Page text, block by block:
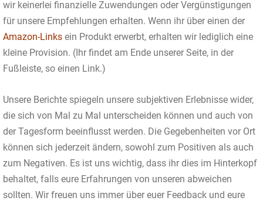
wir keinerlei finanzielle Zuwendungen oder Vergünstigungen
für unsere Empfehlungen erhalten. Wenn ihr über einen der
Amazon-Links ein Produkt erwerbt, erhalten wir lediglich eine
kleine Provision. (Ihr findet am Ende unserer Seite, in der
Fußleiste, so einen Link.)
Unsere Berichte spiegeln unsere subjektiven Erlebnisse wider,
die sich von Mal zu Mal unterscheiden können und auch von
der Tagesform beeinflusst werden. Die Gegebenheiten vor Ort
können sich jederzeit ändern, sowohl zum Positiven als auch
zum Negativen. Es ist uns wichtig, dass ihr dies im Hinterkopf
behaltet, falls eure Erfahrungen von unseren abweichen
sollten. Wir freuen uns immer über euer Feedback und eure